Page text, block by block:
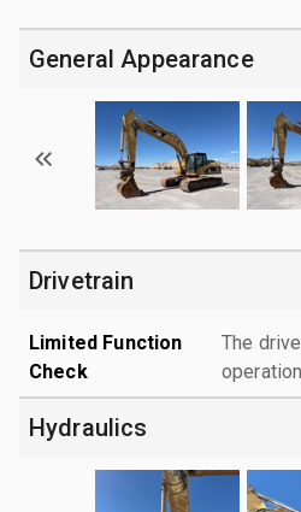
General Appearance
Drivetrain
Limited Function
Check
The
Hydraulics